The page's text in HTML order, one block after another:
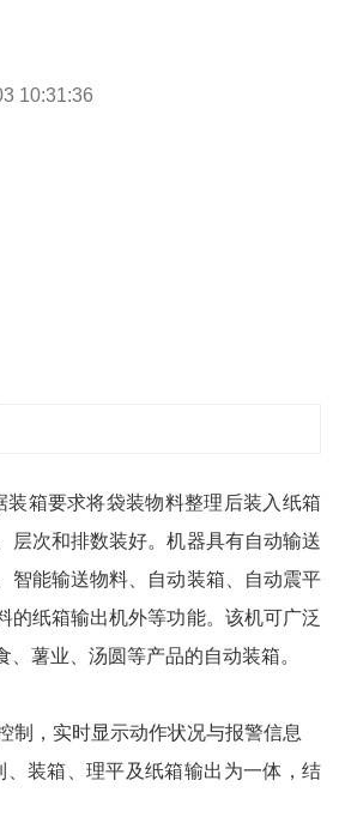
10:31:36
装箱要求将袋装物料整理后装入纸箱
层次和排数装好。机器具有自动输送
智能输送物料、自动装箱、自动震平
的纸箱输出机外等功能。该机可广泛
、薯业、汤圆等产品的自动装箱。
制，实时显示动作状况与报警信息
、装箱、理平及纸箱输出为一体，结